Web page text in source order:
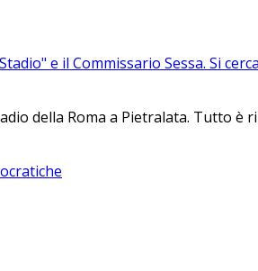
e il Commissario Sessa. Si
della Roma a Pietralata. Tutto è